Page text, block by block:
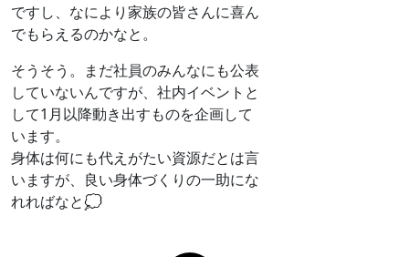
ですし、なにより家族の皆さんに喜ん
でもらえるのかなと。
そうそう。まだ社員のみんなにも公表
していないんですが、社内イベントと
して1月以降動き出すものを企画して
います。
身体は何にも代えがたい資源だとは言
いますが、良い身体づくりの一助にな
れればなと💭